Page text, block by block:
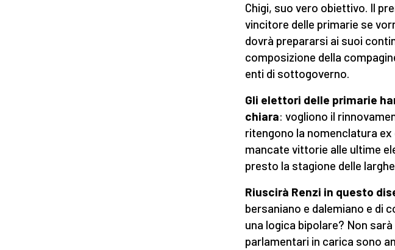
Chigi, suo vero obiettivo. Il
vincitore delle primarie se
dovrà prepararsi ai suoi
composizione della
enti di sottogoverno.
Gli elettori delle primarie
chiara: vogliono il
ritengono la nomenclatura
mancate vittorie alle ultime
presto la stagione delle
Riuscirà Renzi in questo
bersaniano e dalemiano e di
una logica bipolare? Non
parlamentari in carica sono